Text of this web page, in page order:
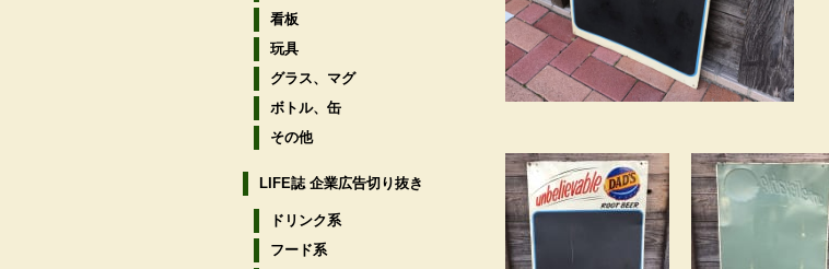
看板
玩具
グラス、マグ
ボトル、缶
その他
LIFE誌 企業広告切り抜き
ドリンク系
フード系